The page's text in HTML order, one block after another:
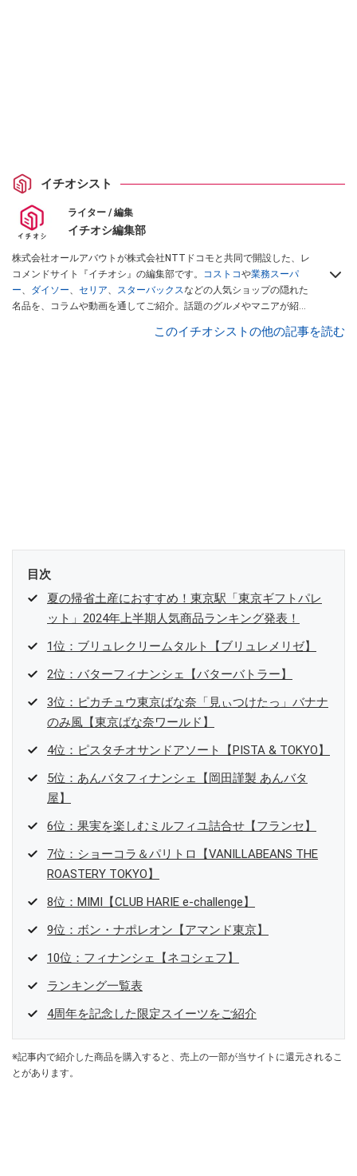
イチオシスト
ライター / 編集
イチオシ編集部
株式会社オールアバウトが株式会社NTTドコモと共同で開設した、レ
コメンドサイト『イチオシ』の編集部です。 コストコや業務スーパ
ー、 ダイソー、 セリア、 スターバックスなどの人気ショップの隠れた
名品を、コラムや動画を通してご紹介。話題のグルメやマニアが紹介
インフルエンサーが実際に使用してレビューしています。毎日トレン
このイチオシストの他の記事を読む
目次
夏の帰省土産におすすめ！東京駅「東京ギフトパレ
ット」2024年上半期人気商品ランキング発表！
1位：ブリュレクリームタルト【ブリュレメリゼ】
2位：バターフィナンシェ【バターバトラー】
3位：ピカチュウ東京ばな奈「見ぃつけたっ」バナナ
のみ風【東京ばな奈ワールド】
4位：ピスタチオサンドアソート【PISTA & TOKYO】
5位：あんバタフィナンシェ【岡田謹製 あんバタ
屋】
6位：果実を楽しむミルフィユ詰合せ【フランセ】
7位：ショーコラ＆パリトロ【VANILLABEANS THE
ROASTERY TOKYO】
8位：MIMI【CLUB HARIE e-challenge】
9位：ボン・ナポレオン【アマンド東京】
10位：フィナンシェ【ネコシェフ】
ランキング一覧表
4周年を記念した限定スイーツをご紹介
※記事内で紹介した商品を購入すると、売上の一部が当サイトに還元されるこ
とがあります。